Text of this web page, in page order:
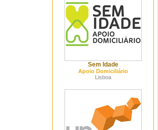
Sem Idade
Apoio Domiciliário
Lisboa